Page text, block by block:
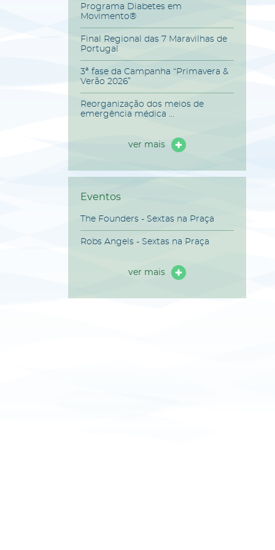
Programa Diabetes em
Movimento®
Final Regional das 7 Maravilhas de
Portugal
3ª fase da Campanha “Primavera &
Verão 2026”
Reorganização dos meios de
emergência médica ...
ver mais
Eventos
The Founders - Sextas na Praça
Robs Angels - Sextas na Praça
ver mais